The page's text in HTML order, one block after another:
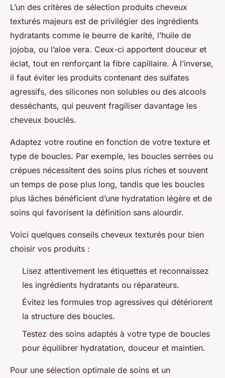
L’un des critères de sélection produits cheveux
texturés majeurs est de privilégier des ingrédients
hydratants comme le beurre de karité, l’huile de
jojoba, ou l’aloe vera. Ceux-ci apportent douceur et
éclat, tout en renforçant la fibre capillaire. À l’inverse,
il faut éviter les produits contenant des sulfates
agressifs, des silicones non solubles ou des alcools
desséchants, qui peuvent fragiliser davantage les
cheveux bouclés.
Adaptez votre routine en fonction de votre texture et
type de boucles. Par exemple, les boucles serrées ou
crépues nécessitent des soins plus riches et souvent
un temps de pose plus long, tandis que les boucles
plus lâches bénéficient d’une hydratation légère et de
soins qui favorisent la définition sans alourdir.
Voici quelques conseils cheveux texturés pour bien
choisir vos produits :
Lisez attentivement les étiquettes et reconnaissez
les ingrédients hydratants ou réparateurs.
Évitez les formules trop agressives qui détériorent
la structure des boucles.
Testez des soins adaptés à votre type de boucles
pour équilibrer hydratation, douceur et maintien.
Pour une sélection optimale de soins et un